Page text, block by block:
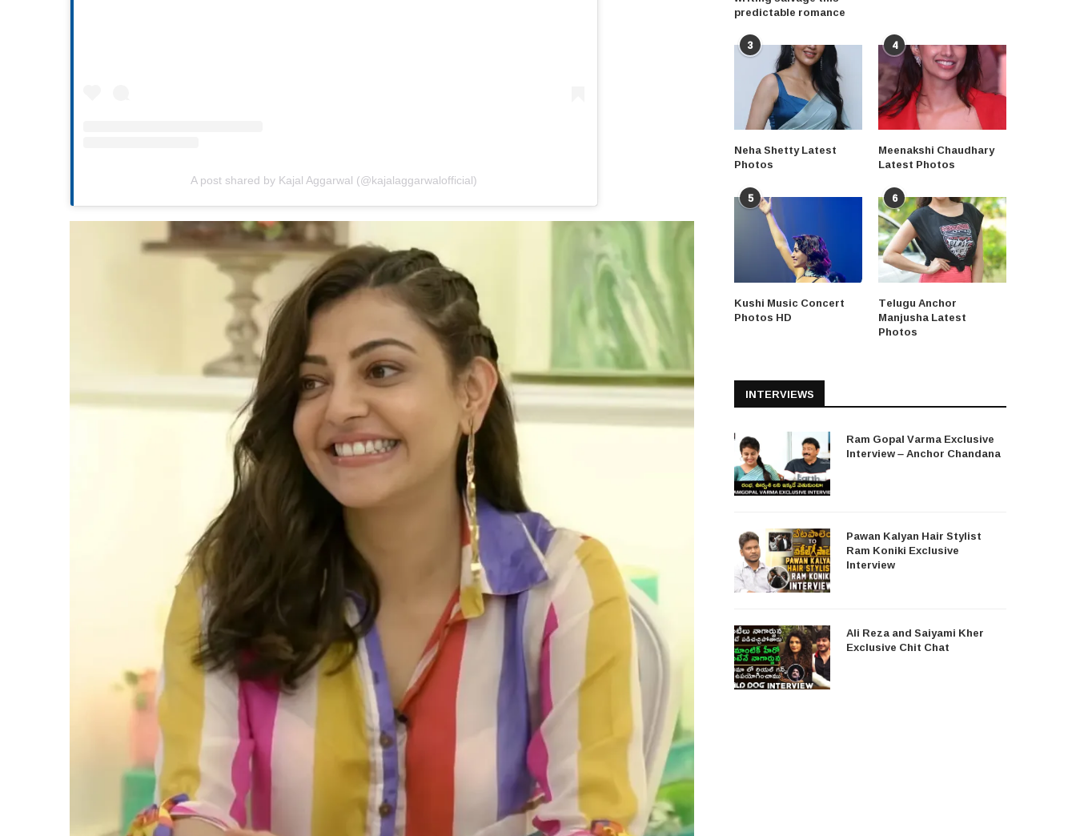
A post shared by Kajal Aggarwal (@kajalaggarwalofficial)
predictable romance
3
Neha Shetty Latest
Photos
4
Meenakshi Chaudhary
Latest Photos
5
Kushi Music Concert
Photos HD
6
Telugu Anchor
Manjusha Latest
Photos
INTERVIEWS
Ram Gopal Varma Exclusive
Interview – Anchor Chandana
Pawan Kalyan Hair Stylist
Ram Koniki Exclusive
Interview
Ali Reza and Saiyami Kher
Exclusive Chit Chat